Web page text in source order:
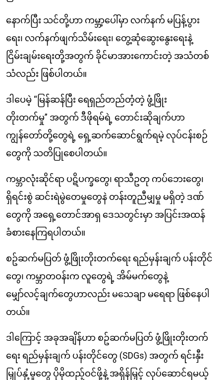
နောက်ပြီး သင်တို့ဟာ ကမ္ဘာ့ပေါ်မှာ လက်နက် မပြန့်ပွား
ရေး၊ လက်နက်ဖျက်သိမ်းရေး၊ တွေ့ဆုံဆွေးနွေးရေးနဲ့
ငြိမ်းချမ်းရေးတို့အတွက် ခိုင်မာအားကောင်းတဲ့ အသံတစ်
သံလည်း ဖြစ်ပါတယ်။
ဒါပေမဲ့ “မြန်ဆန်ပြီး ရေရှည်တည်တံ့တဲ့ ဖွံ့ဖြိုး
တိုးတက်မှု” အတွက် ဒီဖိုရမ်ရဲ့ တောင်းဆိုချက်ဟာ
ကျွန်တော်တို့တွေရဲ့ ရှေ့ဆက်ဆောင်ရွက်ရမဲ့ လုပ်ငန်းစဉ်
တွေကို သတိပြုစေပါတယ်။
ကမ္ဘာလုံးဆိုင်ရာ ပဋိပက္ခတွေ၊ ရာသီဥတု ကပ်ဘေးတွေ၊
ရှိရင်းစွဲ ဆင်းရဲမွဲတေမှုတွေနဲ တန်းတူညီမျှမှု မရှိတဲ့ ဒဏ်
တွေကို အရှေ့တောင်အာရှ ဒေသတွင်းမှာ အပြင်းအထန်
ခံစားနေကြရပါတယ်။
စဥ်ဆက်မပြတ် ဖွံ့ဖြိုးတိုးတက်ရေး ရည်မှန်းချက် ပန်းတိုင်
တွေ၊ ကမ္ဘာတဝန်းက လူတွေရဲ့ အိမ်မက်တွေနဲ့
မျှော်လင့်ချက်တွေဟာလည်း မသေချာ မရေရာ ဖြစ်နေပါ
တယ်။
ဒါကြောင့် အခုအချိန်ဟာ စဥ်ဆက်မပြတ် ဖွံ့ဖြိုးတိုးတက်
ရေး ရည်မှန်းချက် ပန်းတိုင်တွေ (SDGs) အတွက် ရင်းနှီး
မြှုပ်နှံ့မှုတွေ ပိုမိုထည့်ဝင်ဖို့နဲ့ အရှိန်မြှင့် လုပ်ဆောင်ရမယ့်